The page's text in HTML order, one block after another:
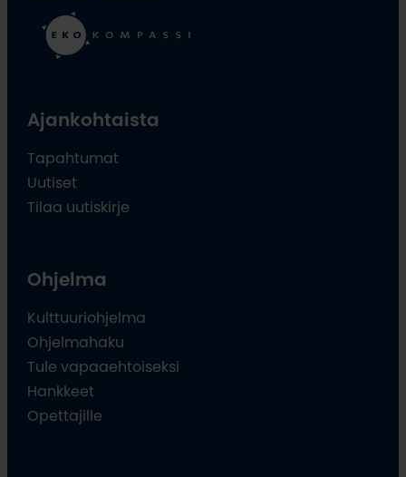
Ajankohtaista
Tapahtumat
Uutiset
Tilaa uutiskirje
Ohjelma
Kulttuuriohjelma
Ohjelmahaku
Tule vapaaehtoiseksi
Hankkeet
Opettajille